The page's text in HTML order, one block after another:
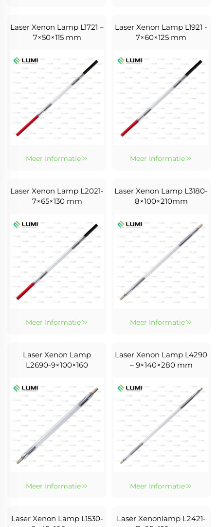
Laser Xenon Lamp L1721 –
7×50×115 mm
Meer Informatie
Laser Xenon Lamp L1921 -
7×60×125 mm
Meer Informatie
Laser Xenon Lamp L2021-
7×65×130 mm
Meer Informatie
Laser Xenon Lamp L3180-
8×100×210mm
Meer Informatie
Laser Xenon Lamp
L2690-9×100×160
Meer Informatie
Laser Xenon Lamp L4290
– 9×140×280 mm
Meer Informatie
Laser Xenon Lamp L1530-
Laser Xenonlamp L2421-